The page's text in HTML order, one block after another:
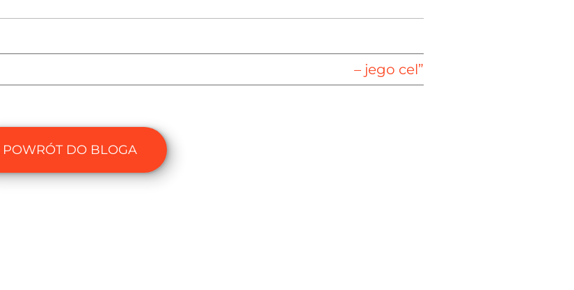
– jego cel”
POWRÓT DO BLOGA